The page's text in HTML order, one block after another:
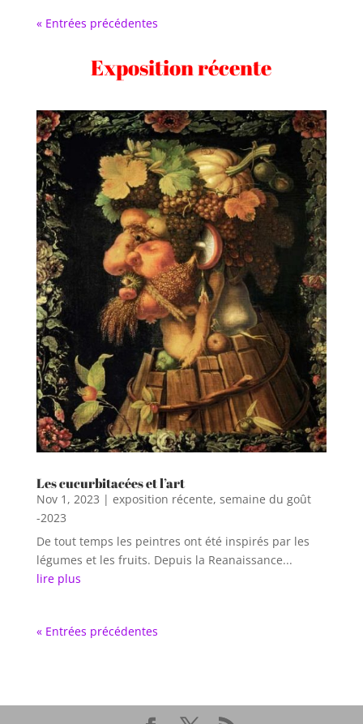
« Entrées précédentes
Exposition récente
Les cucurbitacées et l’art
Nov 1, 2023 | exposition récente, semaine du goût
-2023
De tout temps les peintres ont été inspirés par les
légumes et les fruits. Depuis la Reanaissance...
lire plus
« Entrées précédentes